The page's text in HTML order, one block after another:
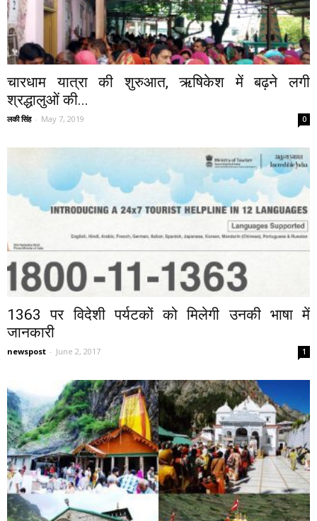
चारधाम यात्रा की शुरुआत, ऋषिकेश में बढ़ने लगी
श्रद्धालुओं की...
लकी सिंह - May 7, 2019 0
1363 पर विदेशी पर्यटकों को मिलेगी उनकी भाषा में
जानकारी
newspost - June 2, 2017 1